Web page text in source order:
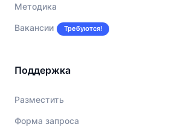
Методика
Вакансии Требуются!
Поддержка
Разместить
Форма запроса